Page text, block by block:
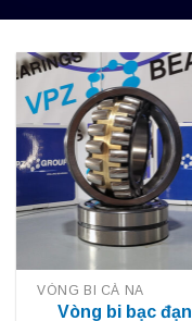
VÒNG BI CÀ NA
Vòng bi bạc đạn